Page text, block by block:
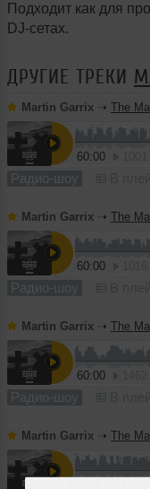
Подходит как для
DJ-сетах.
ДРУГИЕ ТРЕКИ
Martin Garrix ➝ The
60:00
Радио-шоу
Martin Garrix ➝ The
60:00
Радио-шоу
Martin Garrix ➝ The
60:00
Радио-шоу
Martin Garrix ➝ The